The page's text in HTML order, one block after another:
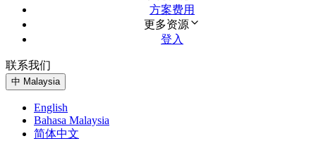
方案费用
更多资源
登入
联系我们
中 Malaysia
English
Bahasa Malaysia
简体中文